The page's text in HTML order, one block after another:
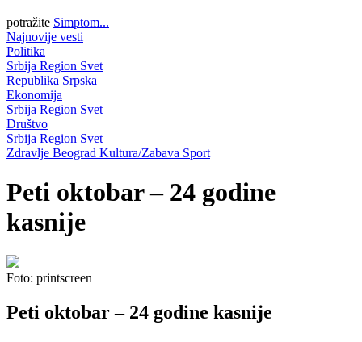
potražite Simptom...
Najnovije vesti
Politika
Srbija Region Svet
Republika Srpska
Ekonomija
Srbija Region Svet
Društvo
Srbija Region Svet
Zdravlje Beograd Kultura/Zabava Sport
Peti oktobar – 24 godine
kasnije
Foto: printscreen
Peti oktobar – 24 godine kasnije